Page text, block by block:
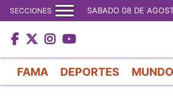
SECCIONES SABADO 08 DE
FAMA DEPORTES MUNDO